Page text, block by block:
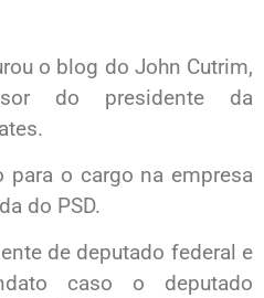
o blog do John Cutrim,
do presidente da
para o cargo na empresa
do PSD.
de deputado federal e
caso o deputado